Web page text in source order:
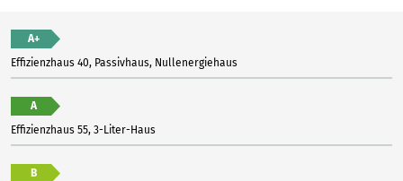
A+
Effizienzhaus 40, Passivhaus, Nullenergiehaus
A
Effizienzhaus 55, 3-Liter-Haus
B